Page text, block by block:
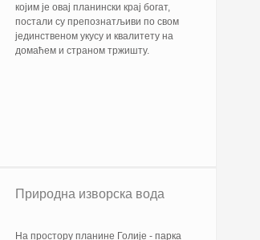
којим је овај планински крај богат,
постали су препознатљиви по свом
јединственом укусу и квалитету на
домаћем и страном тржишту.
Природна изворска вода
На простору планине Голије - парка